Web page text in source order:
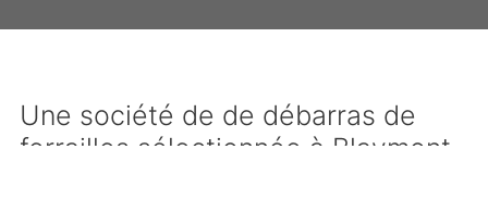
Une société de de débarras de
ferrailles sélectionnée à Blaymont